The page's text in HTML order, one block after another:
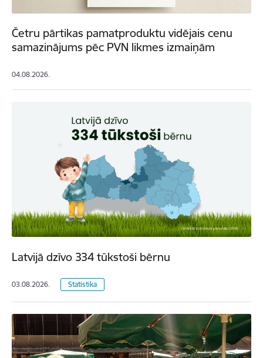
Četru pārtikas pamatproduktu vidējais cenu
samazinājums pēc PVN likmes izmaiņām
04.08.2026.
Latvijā dzīvo 334 tūkstoši bērnu
03.08.2026. Statistika